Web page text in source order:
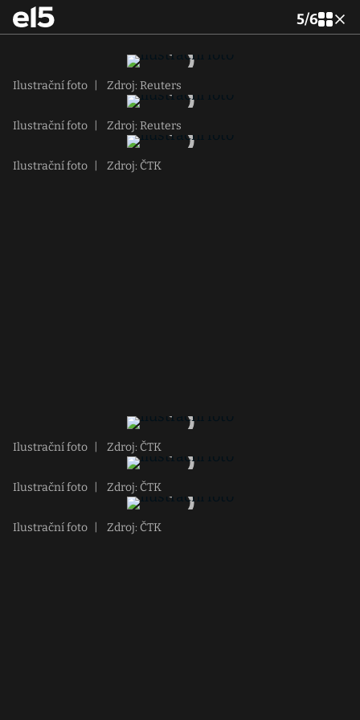
5/6
Ilustrační foto Zdroj: Reuters
Ilustrační foto Zdroj: Reuters
Ilustrační foto Zdroj: ČTK
Ilustrační foto Zdroj: ČTK
Ilustrační foto Zdroj: ČTK
Ilustrační foto Zdroj: ČTK